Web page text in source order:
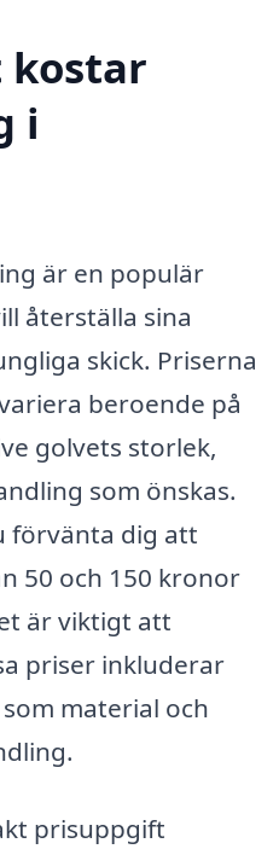
kostar
i
är en populär
återställa sina
skick. Priserna
beroende på
golvets storlek,
som önskas.
förvänta dig att
50 och 150 kronor
är viktigt att
priser inkluderar
material och
prisuppgift